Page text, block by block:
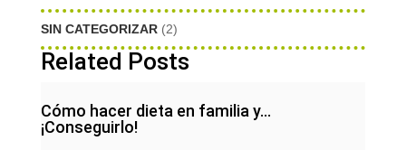
SIN CATEGORIZAR (2)
Related Posts
Cómo hacer dieta en familia y…
¡Conseguirlo!